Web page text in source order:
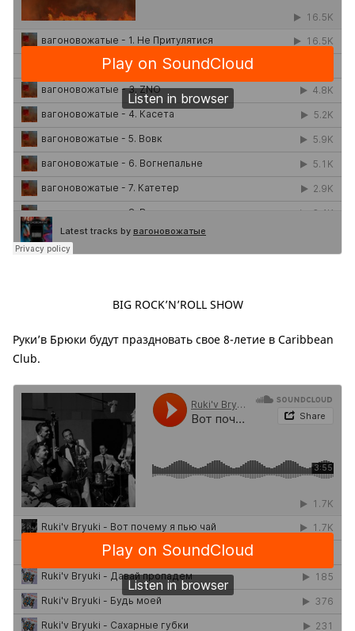
BIG ROCK’N’ROLL SHOW
Руки’в Брюки будут праздновать свое 8-летие в Caribbean
Club.